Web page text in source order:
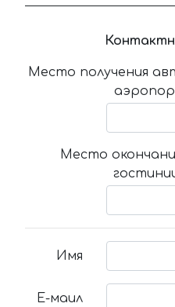
Место получения
Место
Имя
Е-маил